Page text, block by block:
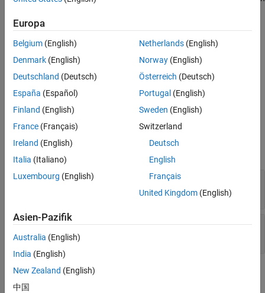
to modules.
Other Supported Features
The XCP communication blocks support the use of Simulink
accelerator and rapid accelerator modes. Using this feature, you
can speed up the execution of Simulink models. For more
Parameters
expand all
Device—CAN device
Sample time—Simulation refresh rate
0.01(default) | numeric
Extended Capabilities
Europa
Belgium (English)
Denmark (English)
Deutschland (Deutsch)
España (Español)
Finland (English)
France (Français)
Ireland (English)
Italia (Italiano)
Luxembourg (English)
Netherlands(English)
Norway(English)
Österreich (Deutsch)
Portugal (English)
Sweden (English)
Switzerland
Deutsch
English
Français
United Kingdom(English)
Asien-Pazifik
Australia (English)
India (English)
New Zealand (English)
中国